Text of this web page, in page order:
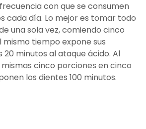
con que se consumen
cada día. Lo mejor es tomar todo
una sola vez, comiendo cinco
mismo tiempo expone sus
20 minutos al ataque ácido. Al
cinco porciones en cinco
los dientes 100 minutos.